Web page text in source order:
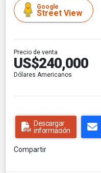
Google
Street View
Precio de venta
US$240,000
Dólares Americanos
Descargar
información
Compartir